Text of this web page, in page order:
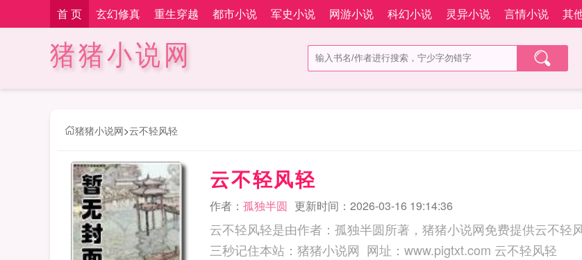
首 页 玄幻修真 重生穿越 都市小说 军史小说 网游小说 科幻小说 灵异小说 言情小说 其
猪猪小说网
猪猪小说网>云不轻风轻
云不轻风轻
作者： 孤独半圆 更新时间：2026-03-16 19:14:36
云不轻风轻是由作者：孤独半圆所著，猪猪小说网免费提供云不轻
三秒记住本站：猪猪小说网 网址：www.pigtxt.com 云不轻风轻